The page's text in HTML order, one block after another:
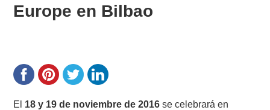
Europe en Bilbao
El 18 y 19 de noviembre de 2016 se celebrará en